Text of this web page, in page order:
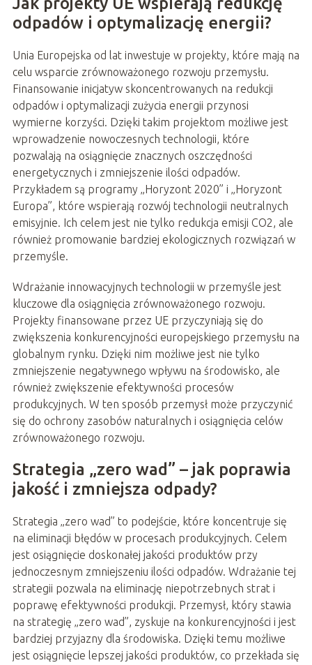
odpadów i optymalizację energii?
Unia Europejska od lat inwestuje w projekty, które mają na
celu wsparcie zrównoważonego rozwoju przemysłu.
Finansowanie inicjatyw skoncentrowanych na redukcji
odpadów i optymalizacji zużycia energii przynosi
wymierne korzyści. Dzięki takim projektom możliwe jest
wprowadzenie nowoczesnych technologii, które
pozwalają na osiągnięcie znacznych oszczędności
energetycznych i zmniejszenie ilości odpadów.
Przykładem są programy „Horyzont 2020” i „Horyzont
Europa”, które wspierają rozwój technologii neutralnych
emisyjnie. Ich celem jest nie tylko redukcja emisji CO2, ale
również promowanie bardziej ekologicznych rozwiązań w
przemyśle.
Wdrażanie innowacyjnych technologii w przemyśle jest
kluczowe dla osiągnięcia zrównoważonego rozwoju.
Projekty finansowane przez UE przyczyniają się do
zwiększenia konkurencyjności europejskiego przemysłu na
globalnym rynku. Dzięki nim możliwe jest nie tylko
zmniejszenie negatywnego wpływu na środowisko, ale
również zwiększenie efektywności procesów
produkcyjnych. W ten sposób przemysł może przyczynić
się do ochrony zasobów naturalnych i osiągnięcia celów
zrównoważonego rozwoju.
Strategia „zero wad” – jak poprawia
jakość i zmniejsza odpady?
Strategia „zero wad” to podejście, które koncentruje się
na eliminacji błędów w procesach produkcyjnych. Celem
jest osiągnięcie doskonałej jakości produktów przy
jednoczesnym zmniejszeniu ilości odpadów. Wdrażanie tej
strategii pozwala na eliminację niepotrzebnych strat i
poprawę efektywności produkcji. Przemysł, który stawia
na strategię „zero wad”, zyskuje na konkurencyjności i jest
bardziej przyjazny dla środowiska. Dzięki temu możliwe
jest osiągnięcie lepszej jakości produktów, co przekłada się